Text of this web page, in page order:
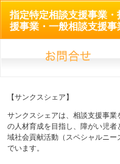
指定特定相談支援事業
援事業・一般相談支援
【サンクスシェア】
サンクスシェアは、相談支援事
の人材育成を目指し、障がい児
域社会貢献活動（スペシャルニ
でいます。